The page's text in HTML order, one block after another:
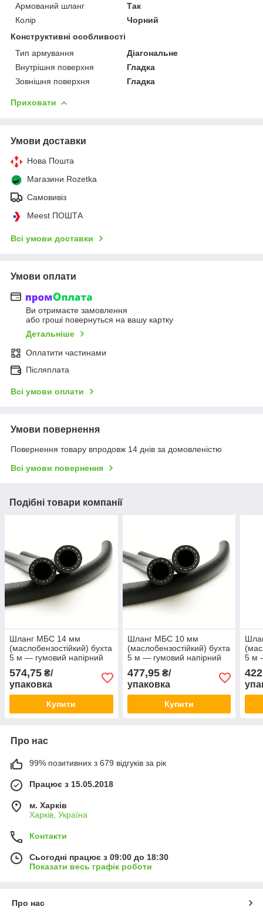
Армований шланг
Так
Колір
Чорний
Конструктивні особливості
Тип армування
Діагональне
Внутрішня поверхня
Гладка
Зовнішня поверхня
Гладка
Приховати
Умови доставки
Нова Пошта
Магазини Rozetka
Самовивіз
Meest ПОШТА
Всі умови доставки
Умови оплати
Ви отримаєте замовлення
або гроші повернуться на вашу картку
Детальніше
Оплатити частинами
Післяплата
Всі умови оплати
Умови повернення
Повернення товару впродовж 14 днів за домовленістю
Всі умови повернення
Подібні товари компанії
Шланг МБС 14 мм
(маслобензостійкий) бухта
5 м — гумовий напірний
технічних рідин
574,75 ₴/
упаковка
Купити
Шланг МБС 10 мм
(маслобензостійкий) бухта
5 м — гумовий напірний
технічних рідин
477,95₴/
упаковка
Купити
5 м
Про нас
99% позитивних з 679 відгуків за рік
Працює з 15.05.2018
м. Харків
Харків, Україна
Контакти
Сьогодні працює з 09:00 до 18:30
Показати весь графік роботи
Про нас